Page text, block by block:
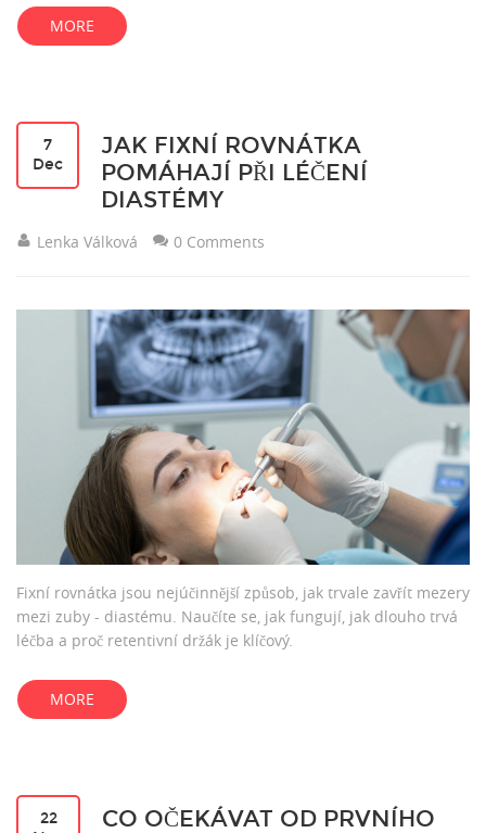
MORE
7
Dec
JAK FIXNÍ ROVNÁTKA
POMÁHAJÍ PŘI LÉČENÍ
DIASTÉMY
Lenka Válková 0 Comments
Fixní rovnátka jsou nejúčinnější způsob, jak trvale zavřít mezery
mezi zuby - diastému. Naučíte se, jak fungují, jak dlouho trvá
léčba a proč retentivní držák je klíčový.
MORE
22
CO OČEKÁVAT OD PRVNÍHO